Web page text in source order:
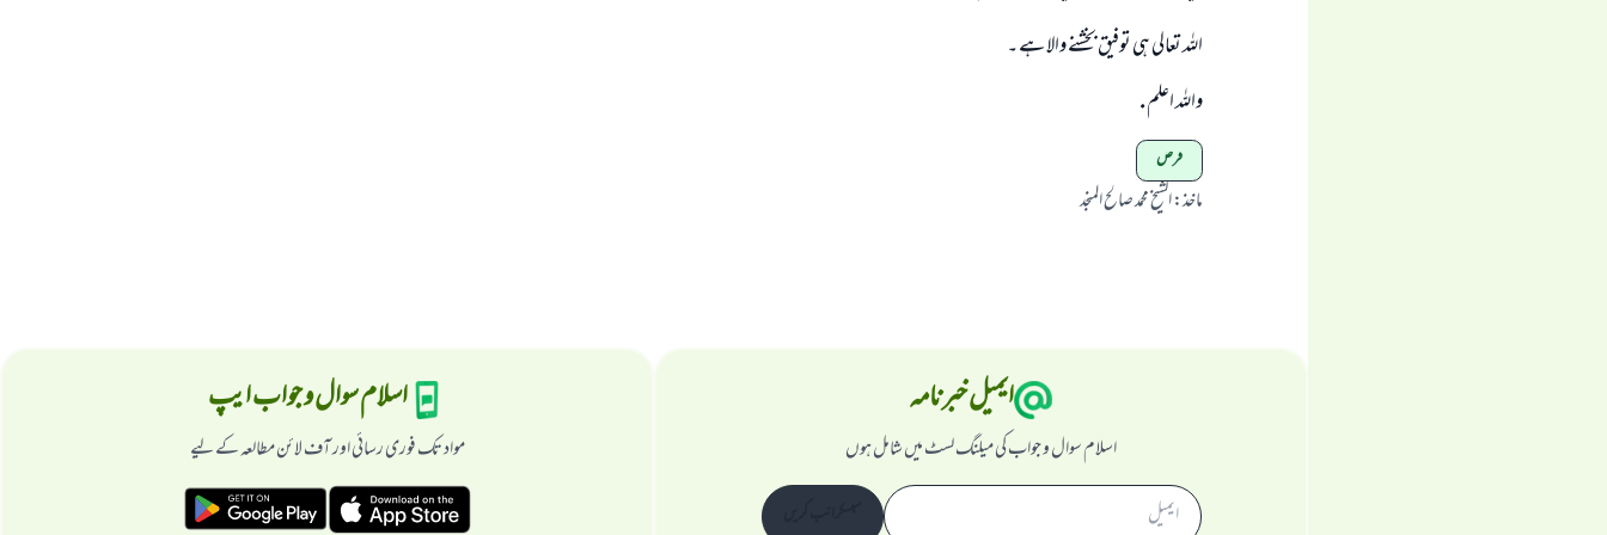
اللہ تعالی ہی توفیق بخشنے والا ہے ۔
واللہ اعلم .
قرض
ماخذ:الشیخ محمد صالح المنجد
ایمیل خبرنامہ
اسلام سوال و جواب کی میلنگ لسٹ میں شامل ہوں
اسلام سوال و جواب ایپ
مواد تک فوری رسائی اور آف لائن مطالعہ کے لیے